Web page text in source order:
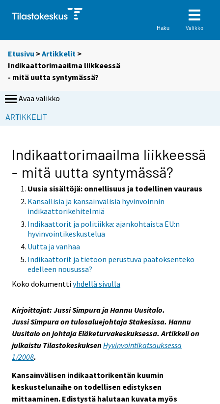
Haku Valikko
Etusivu >Artikkelit >
Indikaattorimaailma liikkeessä
- mitä uutta syntymässä?
Avaa valikko
ARTIKKELIT
Indikaattorimaailma liikkeessä
- mitä uutta syntymässä?
Uusia sisältöjä: onnellisuus ja todellinen vauraus
Kansallisia ja kansainvälisiä hyvinvoinnin
indikaattorikehitelmiä
Indikaattorit ja politiikka: ajankohtaista EU:n
hyvinvointikeskustelua
Uutta ja vanhaa
Indikaattorit ja tietoon perustuva päätöksenteko
edelleen nousussa?
Koko dokumenttiyhdellä sivulla
Kirjoittajat: Jussi Simpura ja Hannu Uusitalo.
Jussi Simpura on tulosaluejohtaja Stakesissa. Hannu
Uusitalo on johtaja Eläketurvakeskuksessa. Artikkeli on
julkaistu TilastokeskuksenHyvinvointikatsauksessa
1/2008.
Kansainvälisen indikaattorikentän kuumin
keskustelunaihe on todellisen edistyksen
mittaaminen. Edistystä halutaan kuvata myös